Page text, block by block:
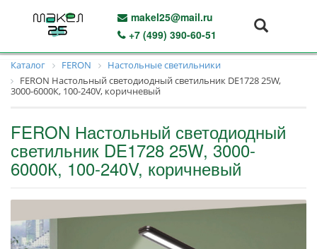
makel25@mail.ru
+7 (499) 390-60-51
Каталог FERON
Настольные светильники
FERON Настольный светодиодный светильник DE1728 25W,
3000-6000К, 100-240V, коричневый
FERON Настольный светодиодный
светильник DE1728 25W, 3000-
6000К, 100-240V, коричневый